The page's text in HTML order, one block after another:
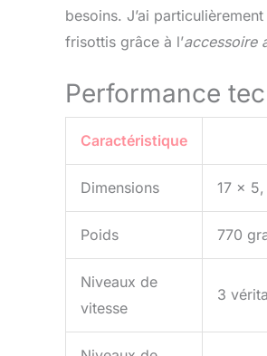
besoins. J’ai
frisottis grâce à l’accessoire
Performance
Caractéristique
Dimensions 17 x
Poids 770
Niveaux de
vitesse
3